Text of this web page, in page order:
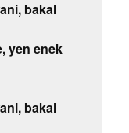
bakal
yen enek
bakal